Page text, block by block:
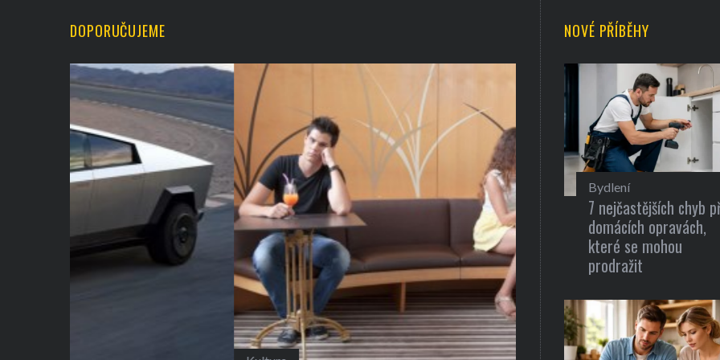
DOPORUČUJEME NOVÉ PŘÍBĚHY
Bydlení
7 nejčastějších chyb
domácích opravách,
které se mohou
prodražit